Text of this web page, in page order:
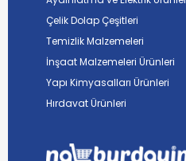
Çelik Dolap Çeşitleri
Temizlik Malzemeleri
İnşaat Malzemeleri Ürünleri
Yapı Kimyasalları Ürünleri
Hırdavat Ürünleri